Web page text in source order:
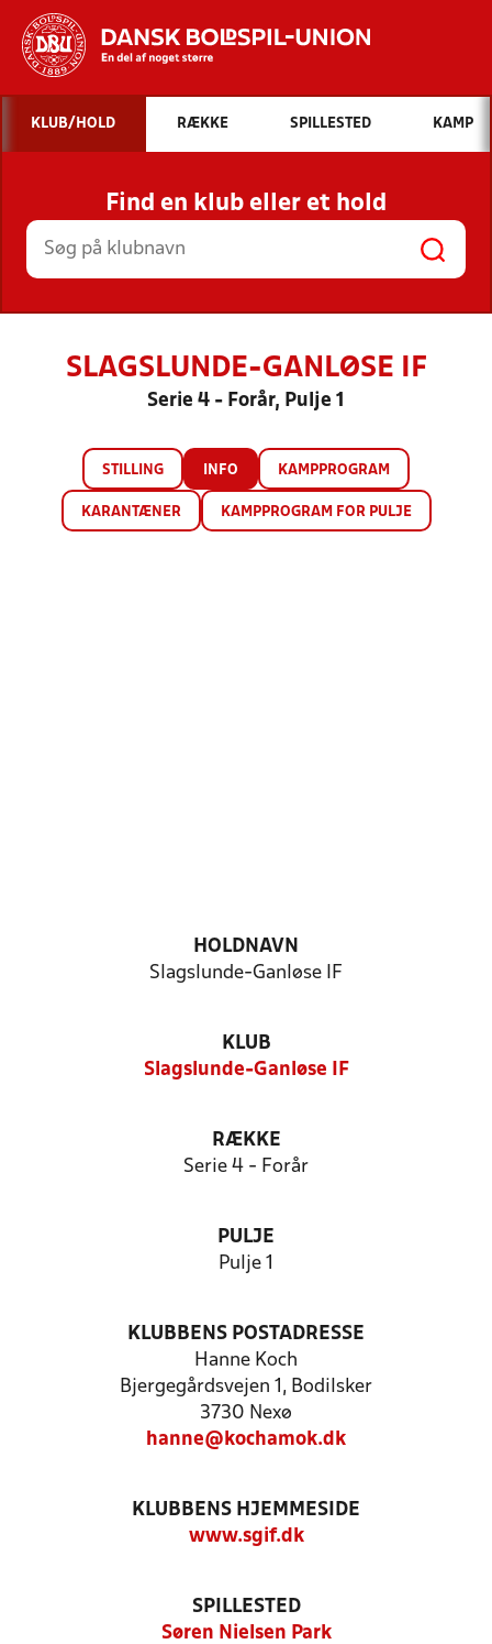
Hvad vil du søge efter?
INDHOLD OG NYHEDER
STILLINGER, RESULTATER, KLUBBER OG
HOLD
KLUB/HOLD RÆKKE SPILLESTED KAMP
Find en klub eller et hold
SLAGSLUNDE-GANLØSE IF
Serie 4 - Forår, Pulje 1
STILLING INFO KAMPPROGRAM
KARANTÆNER KAMPPROGRAM FOR PULJE
HOLDNAVN
Slagslunde-Ganløse IF
KLUB
Slagslunde-Ganløse IF
RÆKKE
Serie 4 - Forår
PULJE
Pulje 1
KLUBBENS POSTADRESSE
Hanne Koch
Bjergegårdsvejen 1, Bodilsker
3730 Nexø
hanne@kochamok.dk
KLUBBENS HJEMMESIDE
www.sgif.dk
SPILLESTED
Søren Nielsen Park